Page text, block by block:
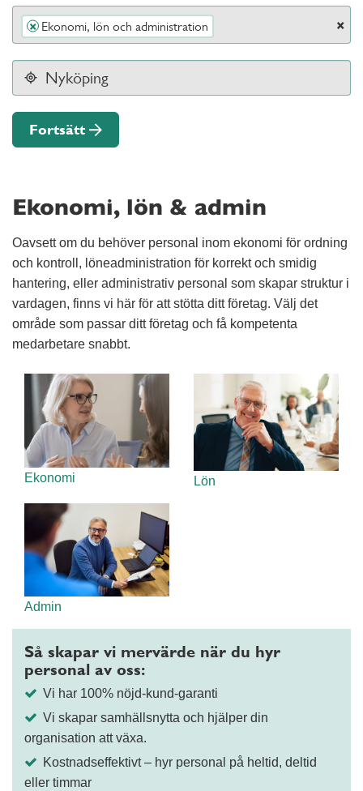
×
× Ekonomi, lön och administration
Fortsätt
Ekonomi, lön & admin
Oavsett om du behöver personal inom ekonomi för ordning
och kontroll, löneadministration för korrekt och smidig
hantering, eller administrativ personal som skapar struktur i
vardagen, finns vi här för att stötta ditt företag. Välj det
område som passar ditt företag och få kompetenta
medarbetare snabbt.
Ekonomi Lön
Admin
Så skapar vi mervärde när du hyr
personal av oss:
Vi har 100% nöjd-kund-garanti
Vi skapar samhällsnytta och hjälper din
organisation att växa.
Kostnadseffektivt – hyr personal på heltid, deltid
eller timmar